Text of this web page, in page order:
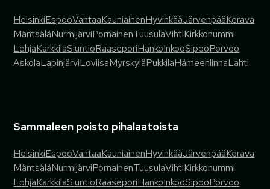
HelsinkiEspooVantaaKauniainenHyvinkääJärvenpääKerava
MäntsäläNurmijärviPornainenTuusulaVihtiKirkkonummi
LohjaKarkkilaSiuntioRaaseporiHankoInkooSipooPorvoo
AskolaLapinjärviLoviisaMyrskyläPukkilaHämeenlinnaLahti
Sammaleen poisto pihalaatoista
HelsinkiEspooVantaaKauniainenHyvinkääJärvenpääKerava
MäntsäläNurmijärviPornainenTuusulaVihtiKirkkonummi
LohjaKarkkilaSiuntioRaaseporiHankoInkooSipooPorvoo